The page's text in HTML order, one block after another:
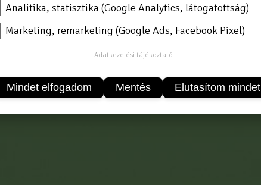
Analitika, statisztika (Google Analytics, látogatottság)
Marketing, remarketing (Google Ads, Facebook Pixel)
Adatkezelési tájékoztató
Mindet elfogadom Mentés Elutasítom mindet